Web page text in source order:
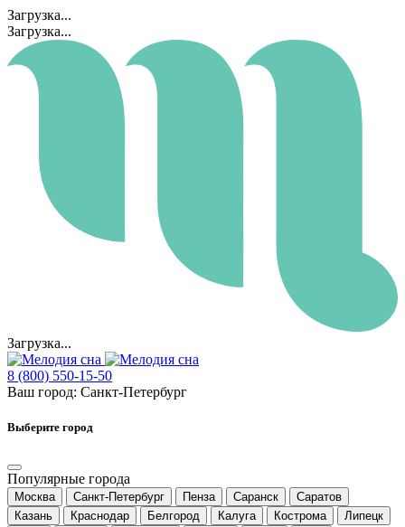
Загрузка...
Загрузка...
Загрузка...
8 (800) 550-15-50
Ваш город: Санкт-Петербург
Выберите город
Популярные города
Москва Санкт-Петербург Пенза Саранск
Саратов
Казань
Краснодар Белгород Калуга Кострома
Липецк